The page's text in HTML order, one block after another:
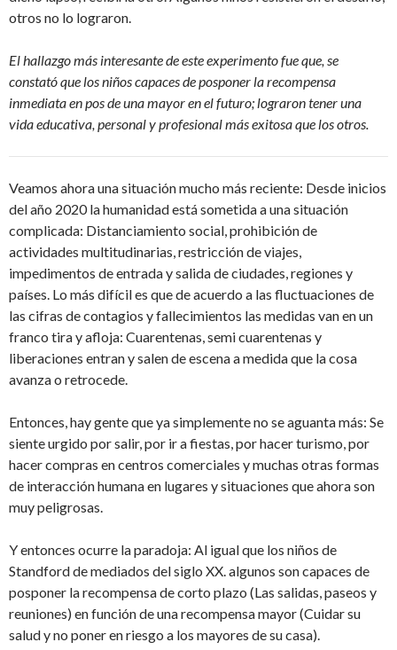
otros no lo lograron.
El hallazgo más interesante de este experimento fue que, se
constató que los niños capaces de posponer la recompensa
inmediata en pos de una mayor en el futuro; lograron tener una
vida educativa, personal y profesional más exitosa que los otros.
Veamos ahora una situación mucho más reciente: Desde inicios
del año 2020 la humanidad está sometida a una situación
complicada: Distanciamiento social, prohibición de
actividades multitudinarias, restricción de viajes,
impedimentos de entrada y salida de ciudades, regiones y
países. Lo más difícil es que de acuerdo a las fluctuaciones de
las cifras de contagios y fallecimientos las medidas van en un
franco tira y afloja: Cuarentenas, semi cuarentenas y
liberaciones entran y salen de escena a medida que la cosa
avanza o retrocede.
Entonces, hay gente que ya simplemente no se aguanta más: Se
siente urgido por salir, por ir a fiestas, por hacer turismo, por
hacer compras en centros comerciales y muchas otras formas
de interacción humana en lugares y situaciones que ahora son
muy peligrosas.
Y entonces ocurre la paradoja: Al igual que los niños de
Standford de mediados del siglo XX. algunos son capaces de
posponer la recompensa de corto plazo (Las salidas, paseos y
reuniones) en función de una recompensa mayor (Cuidar su
salud y no poner en riesgo a los mayores de su casa).